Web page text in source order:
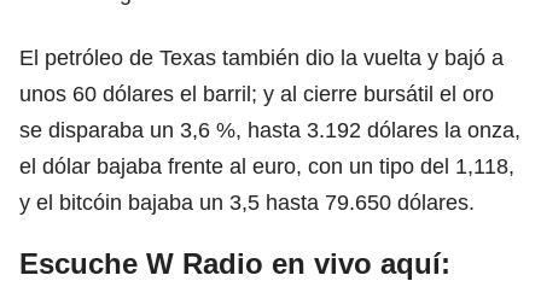
El petróleo de Texas también dio la vuelta y bajó a
unos 60 dólares el barril; y al cierre bursátil el oro
se disparaba un 3,6 %, hasta 3.192 dólares la onza,
el dólar bajaba frente al euro, con un tipo del 1,118,
y el bitcóin bajaba un 3,5 hasta 79.650 dólares.
Escuche W Radio en vivo aquí: